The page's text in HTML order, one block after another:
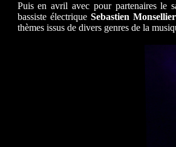
Puis en avril avec pour partenaires le
bassiste électrique Sebastien Monsellier
thèmes issus de divers genres de la